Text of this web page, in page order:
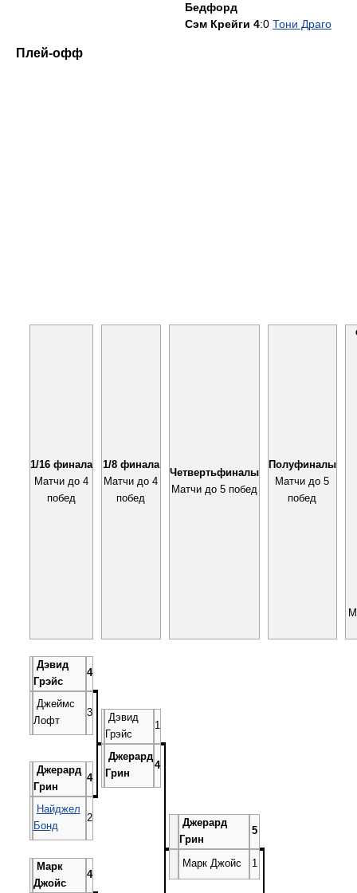
Бедфорд
Сэм Крейги 4:0 Тони Драго
Плей-офф
1/16 финала
Матчи до 4
побед
1/8 финала
Матчи до 4
побед
Четвертьфиналы
Матчи до 5 побед
Полуфиналы
Матчи до 5
побед
Дэвид
Грэйс
4
Джеймс
Лофт
3
Дэвид
Грэйс
1
Джерард
Грин
4
Джерард
Грин
4
Найджел
Бонд
2
Джерард
Грин
5
Марк Джойс 1
Марк
Джойс
4